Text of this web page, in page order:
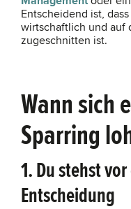
Entscheidend ist,
wirtschaftlich und auf
zugeschnitten ist.
Wann sich
Sparring
1. Du stehst
Entscheidung